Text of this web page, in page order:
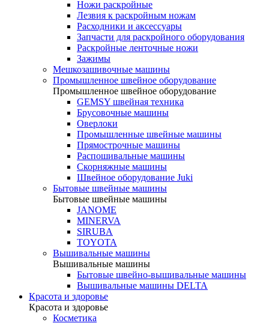
Ножи раскройные
Лезвия к раскройным ножам
Расходники и аксессуары
Запчасти для раскройного оборудования
Раскройные ленточные ножи
Зажимы
Мешкозашивочные машины
Промышленное швейное оборудование
Промышленное швейное оборудование
GEMSY швейная техника
Брусовочные машины
Оверлоки
Промышленные швейные машины
Прямострочные машины
Распошивальные машины
Скорняжные машины
Швейное оборудование Juki
Бытовые швейные машины
Бытовые швейные машины
JANOME
MINERVA
SIRUBA
TOYOTA
Вышивальные машины
Вышивальные машины
Бытовые швейно-вышивальные машины
Вышивальные машины DELTA
Красота и здоровье
Красота и здоровье
Косметика